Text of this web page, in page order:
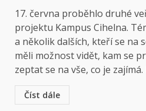
17. června proběhlo druhé
projektu Kampus Cihelna.
a několik dalších, kteří se na
měli možnost vidět, kam se
zeptat se na vše, co je zajímá.
Číst dále